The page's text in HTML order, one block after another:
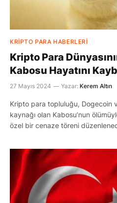
KRIPTO PARA HABERLERI
Kripto Para
Kabosu Hayatını
27 Mayıs 2024 Yazar: Kerem Altın
Kripto para topluluğu, Dogecoin
kaynağı olan Kabosu’nun
özel bir cenaze töreni